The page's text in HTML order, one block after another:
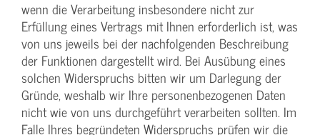
wenn die Verarbeitung insbesondere nicht zur
Erfüllung eines Vertrags mit Ihnen erforderlich ist, was
von uns jeweils bei der nachfolgenden Beschreibung
der Funktionen dargestellt wird. Bei Ausübung eines
solchen Widerspruchs bitten wir um Darlegung der
Gründe, weshalb wir Ihre personenbezogenen Daten
nicht wie von uns durchgeführt verarbeiten sollten. Im
Falle Ihres begründeten Widerspruchs prüfen wir die